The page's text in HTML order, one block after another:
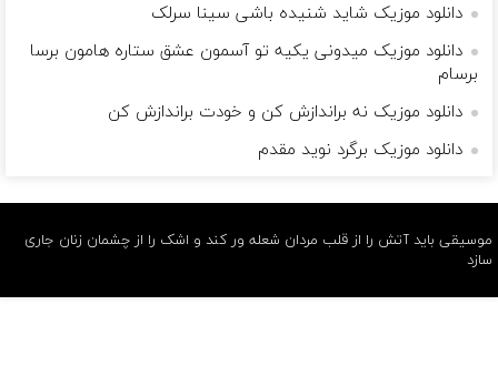
دانلود موزیک شاید شنیده باشی سینا سرلک
دانلود موزیک میدونی یکیه تو آسمون عشق ستاره هامون برسا
برسام
دانلود موزیک نه براندازش کن و خودت براندازش کن
دانلود موزیک برگرد نوید مقدم
موسیقی باید آتش را از قلب مردان شعله ور کند و اشک را از چشمان زنان جاری
سازد